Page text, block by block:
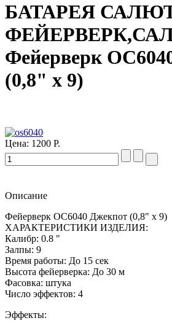
БАТАРЕЯ
Фейерверк
(0,8" х 9)
Цена: 1200 Р.
Описание
Фейерверк ОС6040 Джекпот (0,8" х 9)
ХАРАКТЕРИСТИКИ ИЗДЕЛИЯ:
Калибр: 0.8 "
Залпы: 9
Время работы: До 15 сек
Высота фейерверка: До 30 м
Фасовка: штука
Число эффектов: 4
Эффекты: